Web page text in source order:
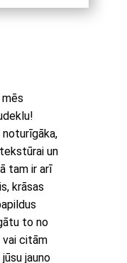
noturīgāka,
un
tam ir arī
krāsas
to no
vai citām
jauno